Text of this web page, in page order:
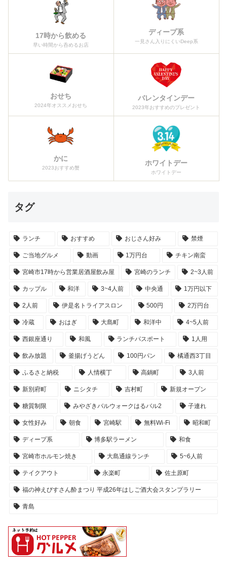
17時から飲める
早い時間から呑めるお店
ディープ系
一見さん入りにくいDeep系
おせち
2024年オススメおせち
バレンタインデー
2023年おすすめのプレゼント
かに
2023おすすめ蟹
ホワイトデー
ホワイトデー
タグ
ランチ おすすめ おじさん好み 禁煙
ご当地グルメ 動画 1万円台 チキン南蛮
宮崎市17時から営業居酒屋飲み屋 宮崎のランチ 2~3人前
カップル 和洋 3~4人前 中央通 1万円以下
2人前 伊是名トライアスロン 500円 2万円台
冷蔵 おはぎ 大島町 和洋中 4~5人前
西銀座通り 和風 ランチパスポート 1人用
飲み放題 釜揚げうどん 100円パン 橘通西3丁目
ふるさと納税 人情横丁 高鍋町 3人前
新別府町 ニシタチ 吉村町 新規オープン
糖質制限 みやざきバルウォークはるバル2 子連れ
女性好み 朝食 宮崎駅 無料Wi-Fi 昭和町
ディープ系 博多駅ラーメン 和食
宮崎市ホルモン焼き 大島通線ランチ 5~6人前
テイクアウト 永楽町 佐土原町
福の神えびすさん酔まつり 平成26年はしご酒大会スタンプラリー
青島